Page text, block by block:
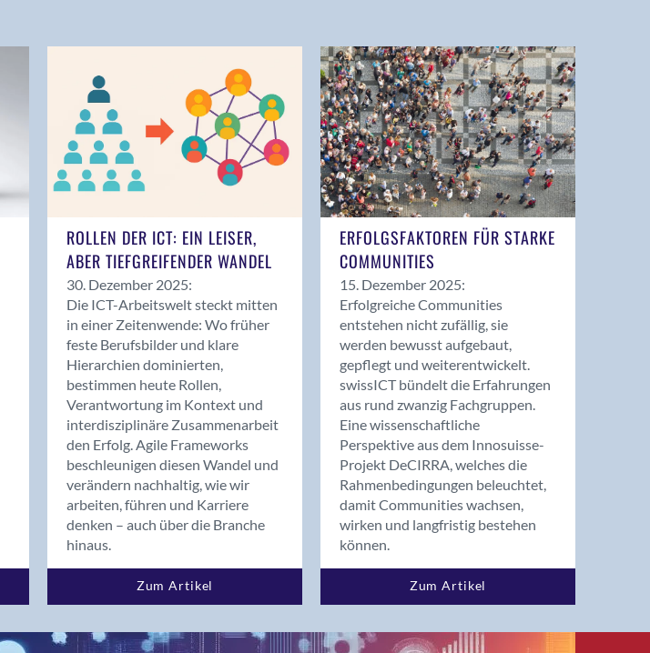
Andelfingen
Balsthal
Balzers
Bassersdorf
Benken (SG)
Bergdietikon
Bern - Liebefeld
Birsfelden
ROLLEN DER ICT: EIN LEISER,
ABER TIEFGREIFENDER WANDEL
30. Dezember 2025:
Die ICT-Arbeitswelt steckt mitten
in einer Zeitenwende: Wo früher
feste Berufsbilder und klare
Hierarchien dominierten,
bestimmen heute Rollen,
Verantwortung im Kontext und
interdisziplinäre Zusammenarbeit
den Erfolg. Agile Frameworks
beschleunigen diesen Wandel und
verändern nachhaltig, wie wir
arbeiten, führen und Karriere
denken – auch über die Branche
hinaus.
Zum Artikel
ERFOLGSFAKTOREN FÜR STARKE
COMMUNITIES
15. Dezember 2025:
Erfolgreiche Communities
entstehen nicht zufällig, sie
werden bewusst aufgebaut,
gepflegt und weiterentwickelt.
swissICT bündelt die Erfahrungen
aus rund zwanzig Fachgruppen.
Eine wissenschaftliche
Perspektive aus dem Innosuisse-
Projekt DeCIRRA, welches die
Rahmenbedingungen beleuchtet,
damit Communities wachsen,
wirken und langfristig bestehen
können.
Zum Artikel